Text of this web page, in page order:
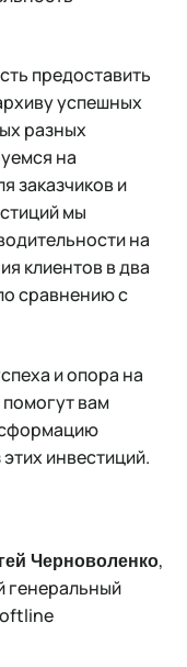
предоставить
успешных
разных
на
заказчиков и
мы
на
клиентов в два
сравнению с
и опора на
вам
инвестиций.
Черноволенко,
генеральный